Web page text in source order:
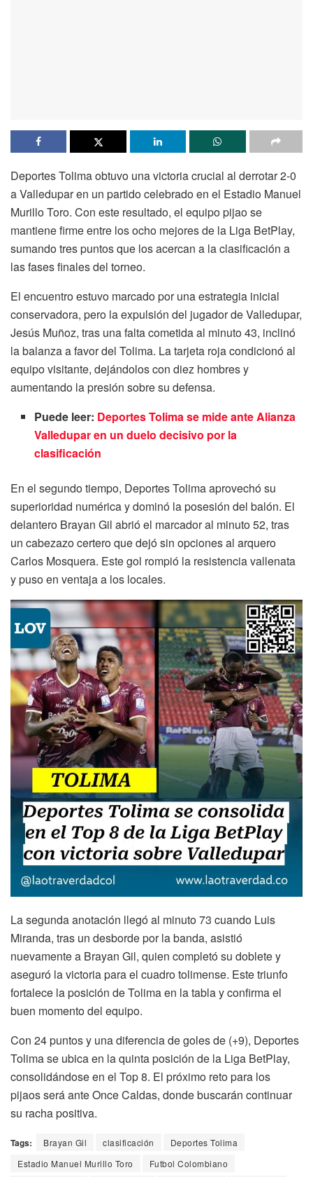
Deportes Tolima obtuvo una victoria crucial al derrotar 2-0
a Valledupar en un partido celebrado en el Estadio Manuel
Murillo Toro. Con este resultado, el equipo pijao se
mantiene firme entre los ocho mejores de la Liga BetPlay,
sumando tres puntos que los acercan a la clasificación a
las fases finales del torneo.
El encuentro estuvo marcado por una estrategia inicial
conservadora, pero la expulsión del jugador de Valledupar,
Jesús Muñoz, tras una falta cometida al minuto 43, inclinó
la balanza a favor del Tolima. La tarjeta roja condicionó al
equipo visitante, dejándolos con diez hombres y
aumentando la presión sobre su defensa.
Puede leer: Deportes Tolima se mide ante Alianza
Valledupar en un duelo decisivo por la
clasificación
En el segundo tiempo, Deportes Tolima aprovechó su
superioridad numérica y dominó la posesión del balón. El
delantero Brayan Gil abrió el marcador al minuto 52, tras
un cabezazo certero que dejó sin opciones al arquero
Carlos Mosquera. Este gol rompió la resistencia vallenata
y puso en ventaja a los locales.
La segunda anotación llegó al minuto 73 cuando Luis
Miranda, tras un desborde por la banda, asistió
nuevamente a Brayan Gil, quien completó su doblete y
aseguró la victoria para el cuadro tolimense. Este triunfo
fortalece la posición de Tolima en la tabla y confirma el
buen momento del equipo.
Con 24 puntos y una diferencia de goles de (+9), Deportes
Tolima se ubica en la quinta posición de la Liga BetPlay,
consolidándose en el Top 8. El próximo reto para los
pijaos será ante Once Caldas, donde buscarán continuar
su racha positiva.
Tags: Brayan Gil clasificación
Deportes Tolima
Estadio Manuel Murillo Toro
Futbol Colombiano